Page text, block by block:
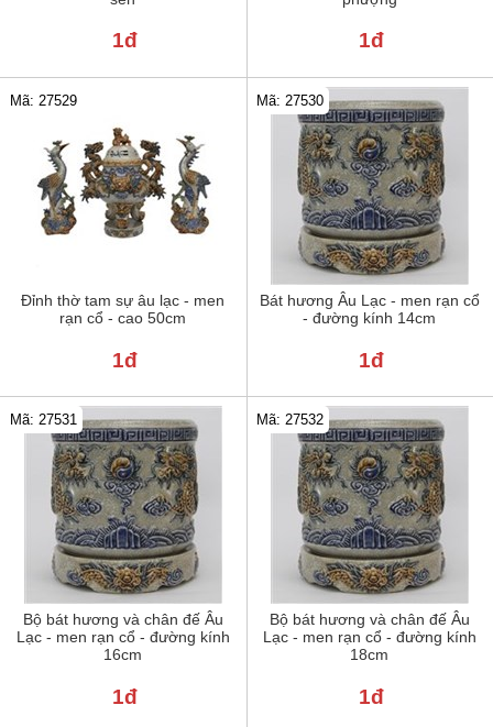
1đ 1đ
Đỉnh thờ tam sự âu lạc - men
rạn cổ - cao 50cm
Mã: 27529
1đ
Bát hương Âu Lạc - men rạn cổ
- đường kính 14cm
Mã: 27530
1đ
Bộ bát hương và chân đế Âu
Lạc - men rạn cổ - đường kính
16cm
Mã: 27531
1đ
Bộ bát hương và chân đế Âu
Lạc - men rạn cổ - đường kính
18cm
Mã: 27532
1đ